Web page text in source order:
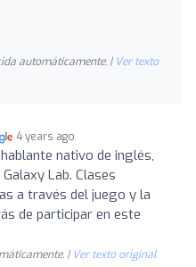
automáticamente. | Ver texto
4 years ago
nativo de inglés,
Lab. Clases
a través del juego y la
de participar en este
| Ver texto original